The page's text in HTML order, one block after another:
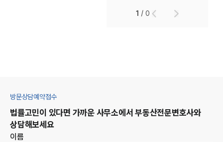
1 /0
방문상담예약접수
법률고민이 있다면 가까운 사무소에서 부동산전문변호사와
상담해보세요
이름